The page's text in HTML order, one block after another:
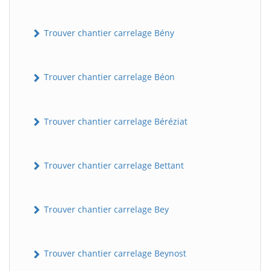
Trouver chantier carrelage Bény
Trouver chantier carrelage Béon
Trouver chantier carrelage Béréziat
Trouver chantier carrelage Bettant
Trouver chantier carrelage Bey
Trouver chantier carrelage Beynost